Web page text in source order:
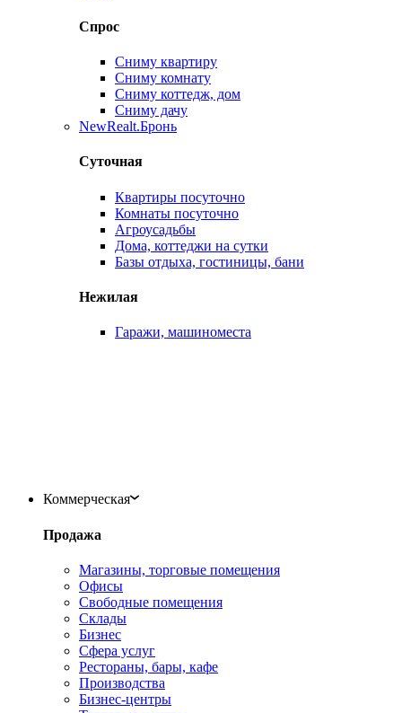
Спрос
Сниму квартиру
Сниму комнату
Сниму коттедж, дом
Сниму дачу
NewRealt.Бронь
Суточная
Квартиры посуточно
Комнаты посуточно
Агроусадьбы
Дома, коттеджи на сутки
Базы отдыха, гостиницы, бани
Нежилая
Гаражи, машиноместа
Коммерческая
Продажа
Магазины, торговые помещения
Офисы
Свободные помещения
Склады
Бизнес
Сфера услуг
Рестораны, бары, кафе
Производства
Бизнес-центры